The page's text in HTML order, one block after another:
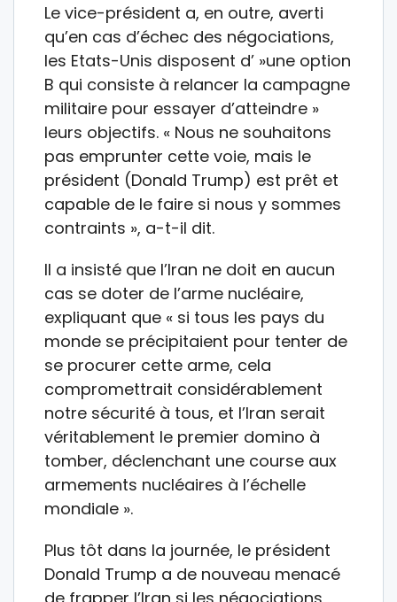
Le vice-président a, en outre, averti
qu’en cas d’échec des négociations,
les Etats-Unis disposent d’ »une option
B qui consiste à relancer la campagne
militaire pour essayer d’atteindre »
leurs objectifs. « Nous ne souhaitons
pas emprunter cette voie, mais le
président (Donald Trump) est prêt et
capable de le faire si nous y sommes
contraints », a-t-il dit.
Il a insisté que l’Iran ne doit en aucun
cas se doter de l’arme nucléaire,
expliquant que « si tous les pays du
monde se précipitaient pour tenter de
se procurer cette arme, cela
compromettrait considérablement
notre sécurité à tous, et l’Iran serait
véritablement le premier domino à
tomber, déclenchant une course aux
armements nucléaires à l’échelle
mondiale ».
Plus tôt dans la journée, le président
Donald Trump a de nouveau menacé